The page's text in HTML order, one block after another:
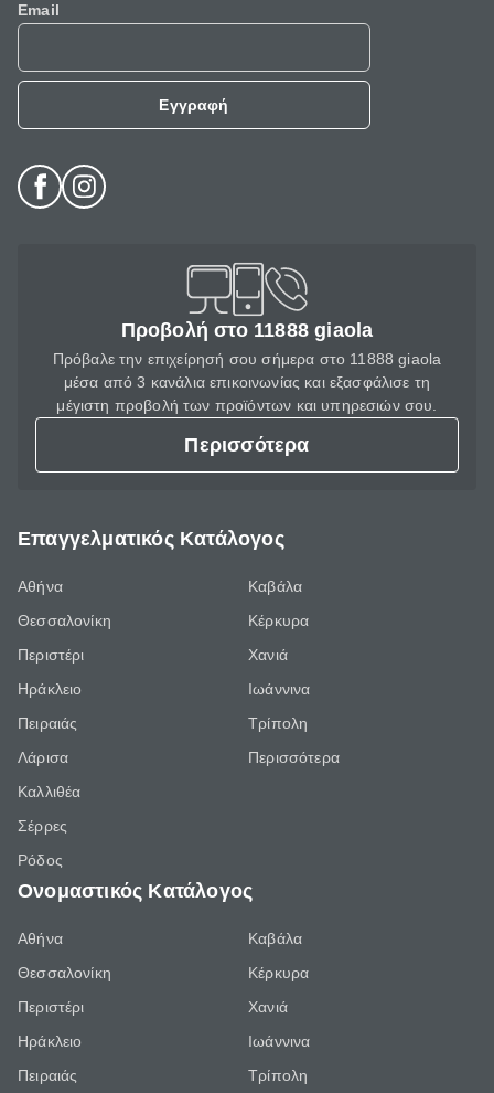
Email
Εγγραφή
Προβολή στο 11888 giaola
Πρόβαλε την επιχείρησή σου σήμερα στο 11888 giaola
μέσα από 3 κανάλια επικοινωνίας και εξασφάλισε τη
μέγιστη προβολή των προϊόντων και υπηρεσιών σου.
Περισσότερα
Επαγγελματικός Κατάλογος
Αθήνα
Θεσσαλονίκη
Περιστέρι
Ηράκλειο
Πειραιάς
Λάρισα
Καλλιθέα
Σέρρες
Ρόδος
Καβάλα
Κέρκυρα
Χανιά
Ιωάννινα
Τρίπολη
Περισσότερα
Ονομαστικός Κατάλογος
Αθήνα
Θεσσαλονίκη
Περιστέρι
Ηράκλειο
Πειραιάς
Καβάλα
Κέρκυρα
Χανιά
Ιωάννινα
Τρίπολη